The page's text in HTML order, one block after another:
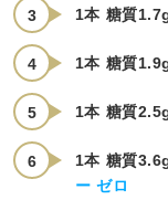
1本 糖質
1本 糖質
1本 糖質
1本 糖質
ー ゼロ